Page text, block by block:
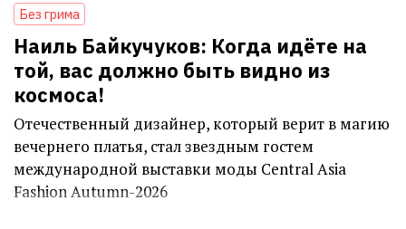
Без грима
Наиль Байкучуков: Когда идёте на
той, вас должно быть видно из
космоса!
Отечественный дизайнер, который верит в магию
вечернего платья, стал звездным гостем
международной выставки моды Central Asia
Fashion Autumn-2026